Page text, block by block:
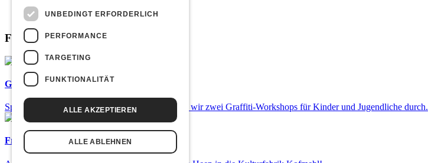
2004
2003
Fabrikgeflüster
Graffiti-Workshops
Spray dein eigenes Graffiti! Im September führen wir zwei Graffiti-Workshops für Kinder und Jugendliche durch.
Frisch bestätigt: Uriah Heep
UNBEDINGT ERFORDERLICH
PERFORMANCE
TARGETING
FUNKTIONALITÄT
ALLE AKZEPTIEREN
ALLE ABLEHNEN